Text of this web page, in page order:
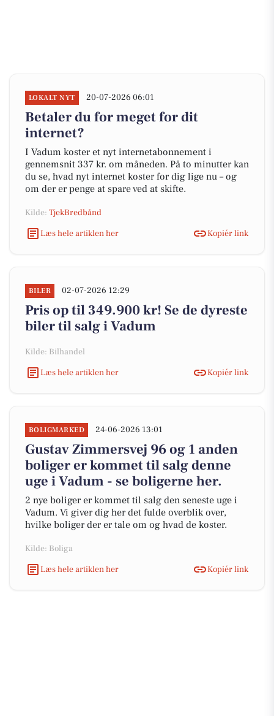
LOKALT NYT 20-07-2026 06:01
Betaler du for meget for dit
internet?
I Vadum koster et nyt internetabonnement i
gennemsnit 337 kr. om måneden. På to minutter kan
du se, hvad nyt internet koster for dig lige nu – og
om der er penge at spare ved at skifte.
Kilde: TjekBredbånd
Læs hele artiklen her
Kopiér link
BILER 02-07-2026 12:29
Pris op til 349.900 kr! Se de dyreste
biler til salg i Vadum
Kilde: Bilhandel
Læs hele artiklen her
Kopiér link
BOLIGMARKED 24-06-2026 13:01
Gustav Zimmersvej 96 og 1 anden
boliger er kommet til salg denne
uge i Vadum - se boligerne her.
2 nye boliger er kommet til salg den seneste uge i
Vadum. Vi giver dig her det fulde overblik over,
hvilke boliger der er tale om og hvad de koster.
Kilde: Boliga
Læs hele artiklen her
Kopiér link